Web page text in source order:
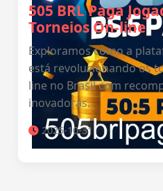
505 BRL Paga
Torneios On-line
Exploramos como a
está revolucionando os
line no Brasil com
inovadoras.
2025-10-31